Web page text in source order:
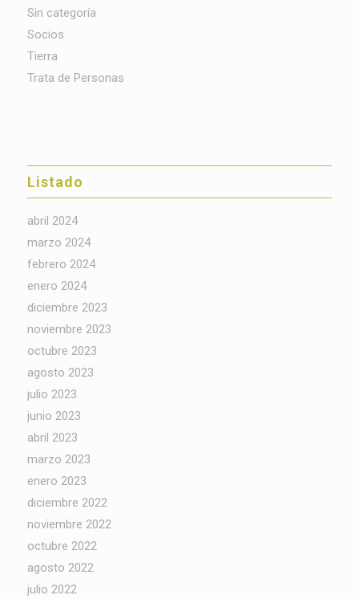
Sin categoría
Socios
Tierra
Trata de Personas
Listado
abril 2024
marzo 2024
febrero 2024
enero 2024
diciembre 2023
noviembre 2023
octubre 2023
agosto 2023
julio 2023
junio 2023
abril 2023
marzo 2023
enero 2023
diciembre 2022
noviembre 2022
octubre 2022
agosto 2022
julio 2022